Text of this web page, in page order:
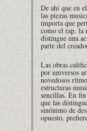
De ahí que en
las piezas
importa que
como el rap, la
distingue una
parte del
Las obras
por universos
novedosos
estructuras
sencillas. En
que las
sinónimo de
opuesto,